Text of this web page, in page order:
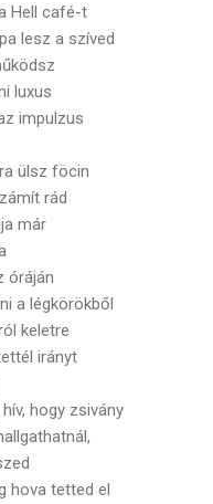
Hell café-t
lesz a szíved
luxus
impulzus
ülsz föcin
rád
már
óráján
a légkörökből
keletre
irányt
hogy zsivány
hova tetted el